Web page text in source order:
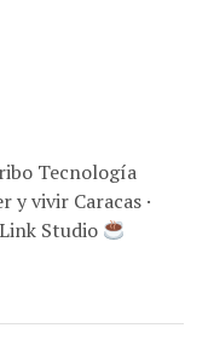
Tecnología
vivir Caracas ·
Studio